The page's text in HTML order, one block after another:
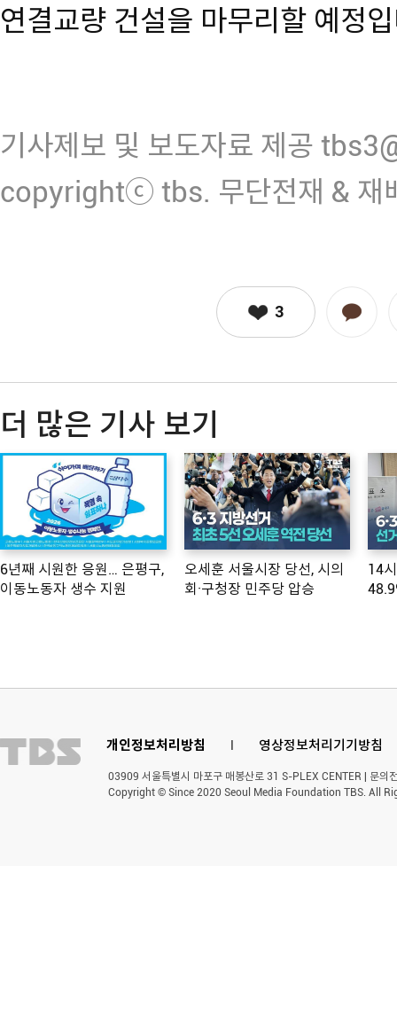
연결교량 건설을 마무리할 예정
기사제보 및 보도자료 제공
copyrightⓒ tbs. 무단전재 & 재
3
더 많은 기사 보기
6년째 시원한 응원… 은평구,
이동노동자 생수 지원
오세훈 서울시장 당선, 시의
회·구청장 민주당 압승
14
개인정보처리방침 l 영상정보처리기기방침
03909 서울특별시 마포구 매봉산로 31 S-PLEX CENTER | 문
Copyright © Since 2020 Seoul Media Foundation TBS. All